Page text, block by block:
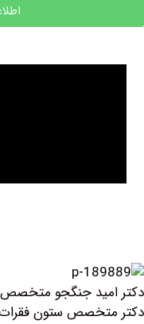
اطلاعات
جنگجو متخصص ارتوپدی
ستون فقرات